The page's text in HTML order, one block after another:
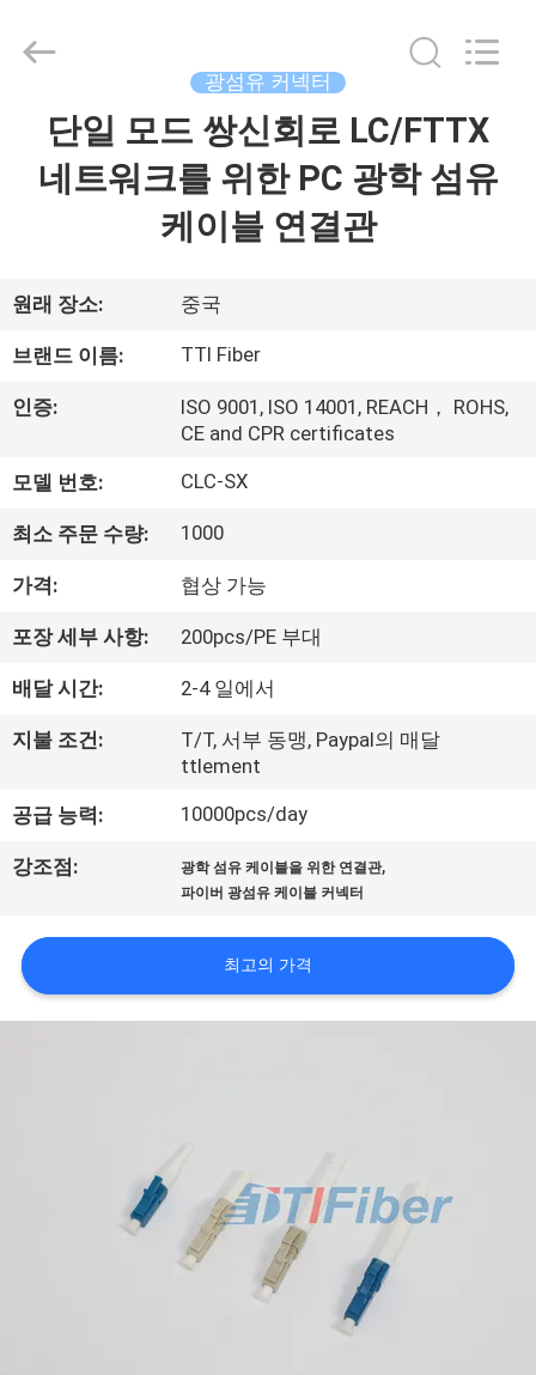
회
사
개
공
장
견
품
질
리
문
Reserved.
광섬유 커넥터
단일 모드 쌍신회로 LC/FTTX
네트워크를 위한 PC 광학 섬유
케이블 연결관
원래 장소: 중국
브랜드 이름: TTI Fiber
인증:
ISO 9001, ISO 14001, REACH， ROHS,
CE and CPR certificates
모델 번호: CLC-SX
최소 주문 수량: 1000
가격: 협상 가능
포장 세부 사항: 200pcs/PE 부대
배달 시간: 2-4 일에서
지불 조건:
T/T, 서부 동맹, Paypal의 매달
ttlement
공급 능력: 10000pcs/day
강조점: 광학 섬유 케이블을 위한 연결관,
파이버 광섬유 케이블 커넥터
최고의 가격